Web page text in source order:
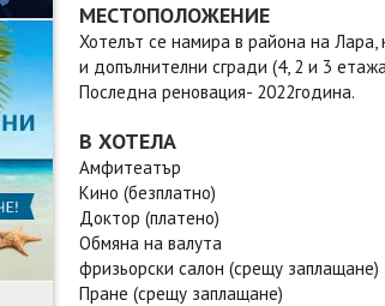
МЕСТОПОЛОЖЕНИЕ
Хотелът се намира в района на
и допълнителни сгради (4, 2 и 3
Последна реновация- 2022година.
В ХОТЕЛА
Амфитеатър
Кино (безплатно)
Доктор (платено)
Обмяна на валута
фризьорски салон (срещу заплащане)
Пране (срещу заплащане)